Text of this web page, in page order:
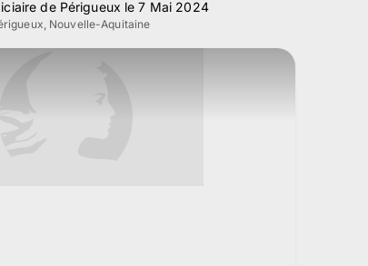
de Périgueux le 7 Mai 2024
Nouvelle-Aquitaine